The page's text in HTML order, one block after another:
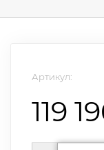
Артикул:
119